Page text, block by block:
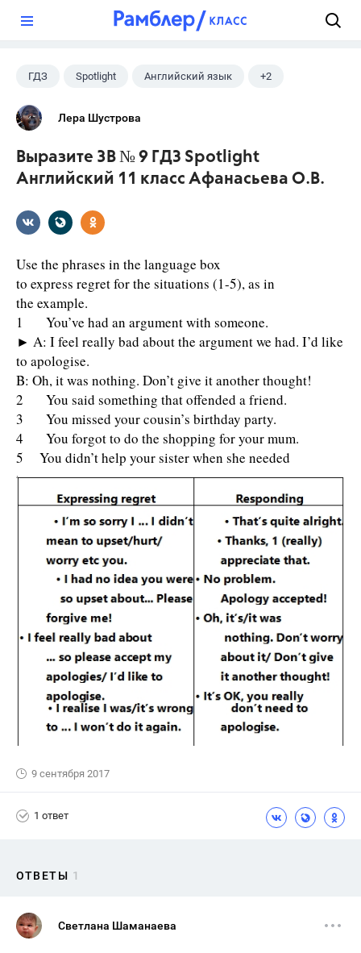
ГДЗ Spotlight Английский язык +2
11 класс
Лера Шустрова
Выразите 3B № 9 ГДЗ Spotlight
Английский 11 класс Афанасьева О.В.
Use the phrases in the language box
to express regret for the situations (1-5), as in
the example.
1 You’ve had an argument with someone.
► A: I feel really bad about the argument we had. I’d like
to apologise.
B: Oh, it was nothing. Don’t give it another thought!
2 You said something that offended a friend.
3 You missed your cousin’s birthday party.
4 You forgot to do the shopping for your mum.
5 You didn’t help your sister when she needed
9 сентября 2017
1 ответ
ОТВЕТЫ 1
Светлана Шаманаева